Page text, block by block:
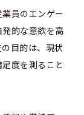
員のエンゲー
的な意欲を高
目的は、現状
度を測ること